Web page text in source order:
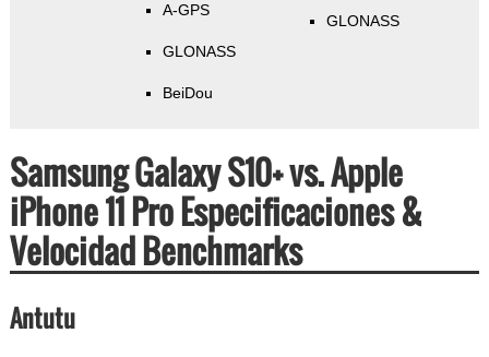
A-GPS
GLONASS
BeiDou
GLONASS
Samsung Galaxy S10+ vs. Apple
iPhone 11 Pro Especificaciones &
Velocidad Benchmarks
Antutu